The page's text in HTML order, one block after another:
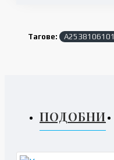
Тагове: A2538106101
ПОДОБНИ